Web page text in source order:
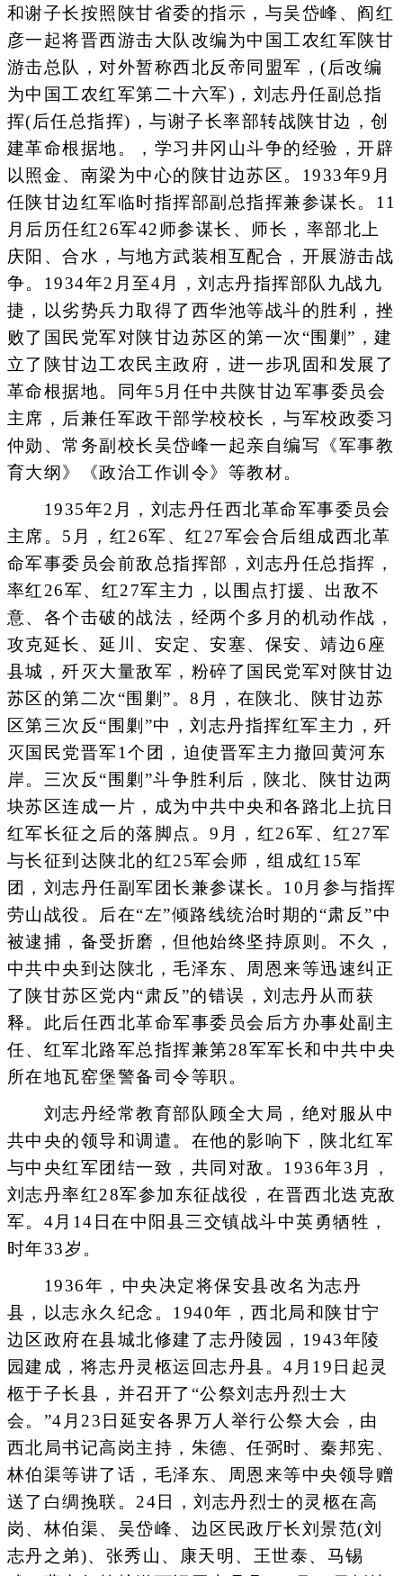
和谢子长按照陕甘省委的指示，与吴岱峰、阎红
彦一起将晋西游击大队改编为中国工农红军陕甘
游击总队，对外暂称西北反帝同盟军，(后改编
为中国工农红军第二十六军)，刘志丹任副总指
挥(后任总指挥)，与谢子长率部转战陕甘边，创
建革命根据地。，学习井冈山斗争的经验，开辟
以照金、南梁为中心的陕甘边苏区。1933年9月
任陕甘边红军临时指挥部副总指挥兼参谋长。11
月后历任红26军42师参谋长、师长，率部北上
庆阳、合水，与地方武装相互配合，开展游击战
争。1934年2月至4月，刘志丹指挥部队九战九
捷，以劣势兵力取得了西华池等战斗的胜利，挫
败了国民党军对陕甘边苏区的第一次“围剿”，建
立了陕甘边工农民主政府，进一步巩固和发展了
革命根据地。同年5月任中共陕甘边军事委员会
主席，后兼任军政干部学校校长，与军校政委习
仲勋、常务副校长吴岱峰一起亲自编写《军事教
育大纲》《政治工作训令》等教材。
1935年2月，刘志丹任西北革命军事委员会
主席。5月，红26军、红27军会合后组成西北革
命军事委员会前敌总指挥部，刘志丹任总指挥，
率红26军、红27军主力，以围点打援、出敌不
意、各个击破的战法，经两个多月的机动作战，
攻克延长、延川、安定、安塞、保安、靖边6座
县城，歼灭大量敌军，粉碎了国民党军对陕甘边
苏区的第二次“围剿”。8月，在陕北、陕甘边苏
区第三次反“围剿”中，刘志丹指挥红军主力，歼
灭国民党晋军1个团，迫使晋军主力撤回黄河东
岸。三次反“围剿”斗争胜利后，陕北、陕甘边两
块苏区连成一片，成为中共中央和各路北上抗日
红军长征之后的落脚点。9月，红26军、红27军
与长征到达陕北的红25军会师，组成红15军
团，刘志丹任副军团长兼参谋长。10月参与指挥
劳山战役。后在“左”倾路线统治时期的“肃反”中
被逮捕，备受折磨，但他始终坚持原则。不久，
中共中央到达陕北，毛泽东、周恩来等迅速纠正
了陕甘苏区党内“肃反”的错误，刘志丹从而获
释。此后任西北革命军事委员会后方办事处副主
任、红军北路军总指挥兼第28军军长和中共中央
所在地瓦窑堡警备司令等职。
刘志丹经常教育部队顾全大局，绝对服从中
共中央的领导和调遣。在他的影响下，陕北红军
与中央红军团结一致，共同对敌。1936年3月，
刘志丹率红28军参加东征战役，在晋西北迭克敌
军。4月14日在中阳县三交镇战斗中英勇牺牲，
时年33岁。
1936年，中央决定将保安县改名为志丹
县，以志永久纪念。1940年，西北局和陕甘宁
边区政府在县城北修建了志丹陵园，1943年陵
园建成，将志丹灵柩运回志丹县。4月19日起灵
柩于子长县，并召开了“公祭刘志丹烈士大
会。”4月23日延安各界万人举行公祭大会，由
西北局书记高岗主持，朱德、任弼时、秦邦宪、
林伯渠等讲了话，毛泽东、周恩来等中央领导赠
送了白绸挽联。24日，刘志丹烈士的灵柩在高
岗、林伯渠、吴岱峰、边区民政厅长刘景范(刘
志丹之弟)、张秀山、康天明、王世泰、马锡